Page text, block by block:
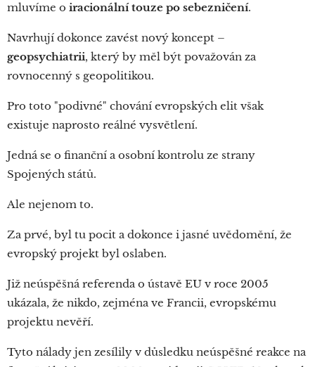
mluvíme o iracionální touze po sebezničení.
Navrhují dokonce zavést nový koncept –
geopsychiatrii, který by měl být považován za
rovnocenný s geopolitikou.
Pro toto "podivné" chování evropských elit však
existuje naprosto reálné vysvětlení.
Jedná se o finanční a osobní kontrolu ze strany
Spojených států.
Ale nejenom to.
Za prvé, byl tu pocit a dokonce i jasné uvědomění, že
evropský projekt byl oslaben.
Již neúspěšná referenda o ústavě EU v roce 2005
ukázala, že nikdo, zejména ve Francii, evropskému
projektu nevěří.
Tyto nálady jen zesílily v důsledku neúspěšné reakce na